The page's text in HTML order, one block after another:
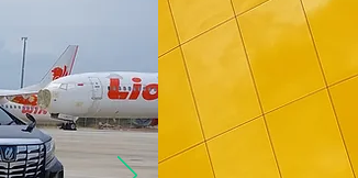
Ikuti
Tindakan Lainnya